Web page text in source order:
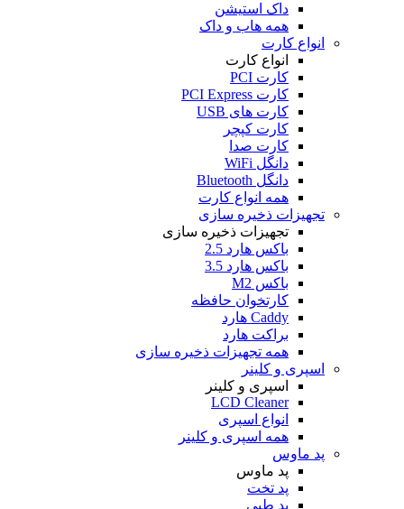
داک استیشن
همه هاب و داک
انواع کارت
انواع کارت
کارت PCI
کارت PCI Express
کارت های USB
کارت کپچر
کارت صدا
دانگل WiFi
دانگل Bluetooth
همه انواع کارت
تجهیزات ذخیره سازی
تجهیزات ذخیره سازی
باکس هارد 2.5
باکس هارد 3.5
باکس M2
کارتخوان حافظه
Caddy هارد
براکت هارد
همه تجهیزات ذخیره سازی
اسپری و کلینر
اسپری و کلینر
LCD Cleaner
انواع اسپری
همه اسپری و کلینر
پد ماوس
پد ماوس
پد تخت
پد طبی